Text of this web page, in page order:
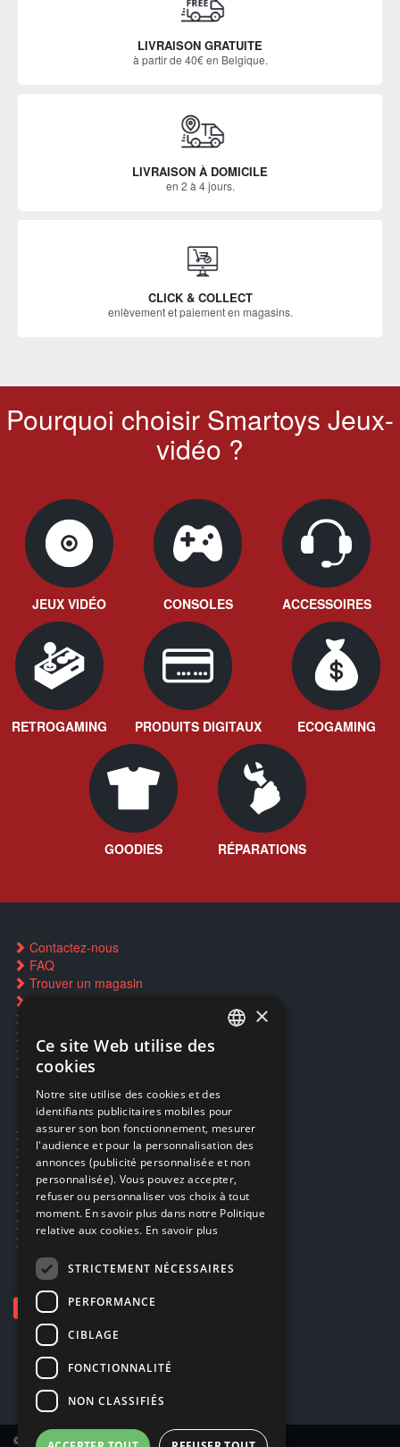
LIVRAISON GRATUITE
à partir de 40€ en Belgique.
LIVRAISON À DOMICILE
en 2 à 4 jours.
CLICK & COLLECT
enlèvement et paiement en magasins.
Pourquoi choisir Smartoys Jeux-
vidéo ?
JEUX VIDÉO CONSOLES ACCESSOIRES
RETROGAMING PRODUITS DIGITAUX ECOGAMING
GOODIES RÉPARATIONS
Contactez-nous
FAQ
Trouver un magasin
Restauration CD griffés
Réparations & SAV
Smartpoints
Ecogaming
Expédition & retours
Confidentialité
Conditions générales
EA Sport UFC 6
Call of Duty: Modern Warfare 4
Rachat et revente de jeux en cash
© Copyright 2026 Smartoys SA – Tous droits réservés.
ENGLISH
×
Ce site Web utilise des
cookies
Notre site utilise des cookies et des
identifiants publicitaires mobiles pour
assurer son bon fonctionnement, mesurer
l'audience et pour la personnalisation des
annonces (publicité personnalisée et non
personnalisée). Vous pouvez accepter,
refuser ou personnaliser vos choix à tout
moment. En savoir plus dans notre Politique
relative aux cookies. En savoir plus
STRICTEMENT NÉCESSAIRES
PERFORMANCE
CIBLAGE
FONCTIONNALITÉ
NON CLASSIFIÉS